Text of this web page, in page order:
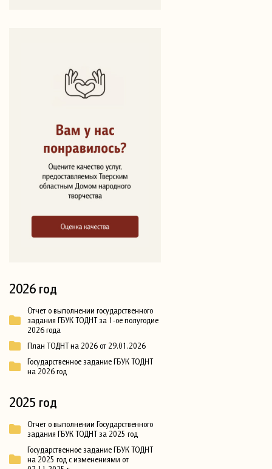
2026 год
Отчет о выполнении государственного
задания ГБУК ТОДНТ за 1-ое полугодие
2026 года
План ТОДНТ на 2026 от 29.01.2026
Государственное задание ГБУК ТОДНТ
на 2026 год
2025 год
Отчет о выполнении Государственного
задания ГБУК ТОДНТ за 2025 год
Государственное задание ГБУК ТОДНТ
на 2025 год с изменениями от